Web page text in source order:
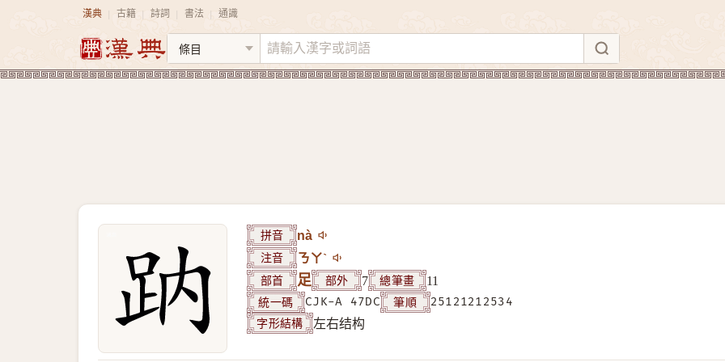
漢典 古籍 詩詞 書法 通識
拼音 nà
注音 ㄋㄚˋ
部首 足 部外 7 總筆畫 11
統一碼 CJK-A 47DC 筆順 25121212534
字形結構 左右结构